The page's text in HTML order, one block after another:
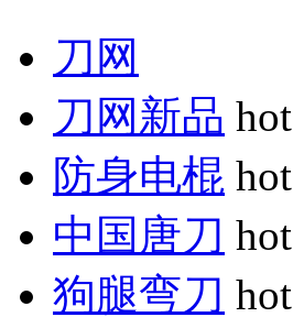
刀网
刀网新品 hot
防身电棍 hot
中国唐刀 hot
狗腿弯刀 hot